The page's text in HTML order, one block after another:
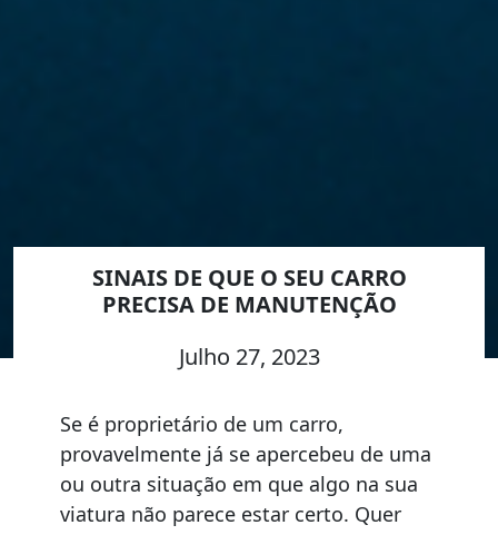
SINAIS DE QUE O SEU CARRO
PRECISA DE MANUTENÇÃO
Julho 27, 2023
Se é proprietário de um carro,
provavelmente já se apercebeu de uma
ou outra situação em que algo na sua
viatura não parece estar certo. Quer